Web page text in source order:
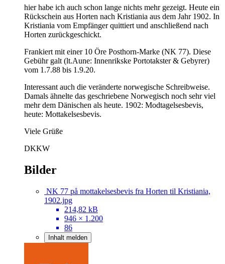
hier habe ich auch schon lange nichts mehr gezeigt. Heute ein
Rückschein aus Horten nach Kristiania aus dem Jahr 1902. In
Kristiania vom Empfänger quittiert und anschließend nach
Horten zurückgeschickt.
Frankiert mit einer 10 Öre Posthorn-Marke (NK 77). Diese
Gebühr galt (lt.Aune: Innenrikske Portotakster & Gebyrer)
vom 1.7.88 bis 1.9.20.
Interessant auch die veränderte norwegische Schreibweise.
Damals ähnelte das geschriebene Norwegisch noch sehr viel
mehr dem Dänischen als heute. 1902: Modtagelsesbevis,
heute: Mottakelsesbevis.
Viele Grüße
DKKW
Bilder
NK 77 på mottakelsesbevis fra Horten til Kristiania,
1902.jpg
214,82 kB
946 × 1.200
86
Inhalt melden